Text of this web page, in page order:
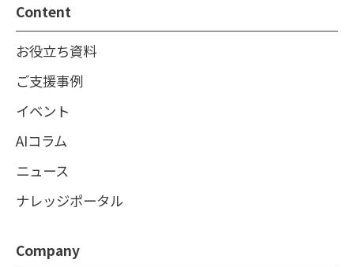
Content
お役立ち資料
ご支援事例
イベント
AIコラム
ニュース
ナレッジポータル
Company